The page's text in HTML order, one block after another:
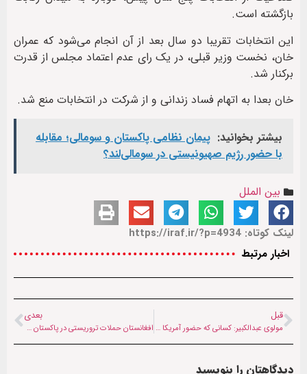
بازگشته است.
این انتخابات تقریبا دو سال بعد از آن انجام می‌شود که عمران
خان، نخست وزیر قبلی، در یک رای عدم اعتماد مجلس از قدرت
برکنار شد.
خان بعدا به اتهام فساد زندانی و از شرکت در انتخابات منع شد.
بیشتر بخوانید: پیمان نظامی پاکستان و سومالی؛ مقابله
با حضور رژيم صهیونیستی در سومالی‌لند؟
بین الملل
لینک کوتاه: https://iraf.ir/?p=4934
اخبار مرتبط
قبل
مولوی عبدالکبیر: کسانی که حضور آمریکا را اشغال نمی‌دانند ‘بی‌غیرت’ هستند
بعدی
افغانستان حملات تروریستی در پاکستان را محکوم کرد
دیدگاهتان را بنویسید